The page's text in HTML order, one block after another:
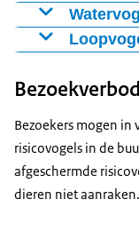
kippen
kalkoenen
kwartels
pauwen
zwanen
eenden
reigers
ooievaars
ibissen
nandoes
emoes
kiwi’s
Bezoekverbod
Bezoekers mogen in
risicovogels in de
afgeschermde
dieren niet aanraken.